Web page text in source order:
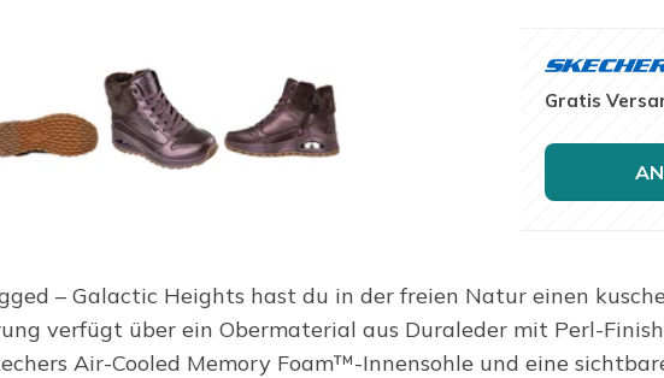
Gratis
– Galactic Heights hast du in der freien Natur einen
verfügt über ein Obermaterial aus Duraleder mit Perl-
Air-Cooled Memory Foam™-Innensohle und eine